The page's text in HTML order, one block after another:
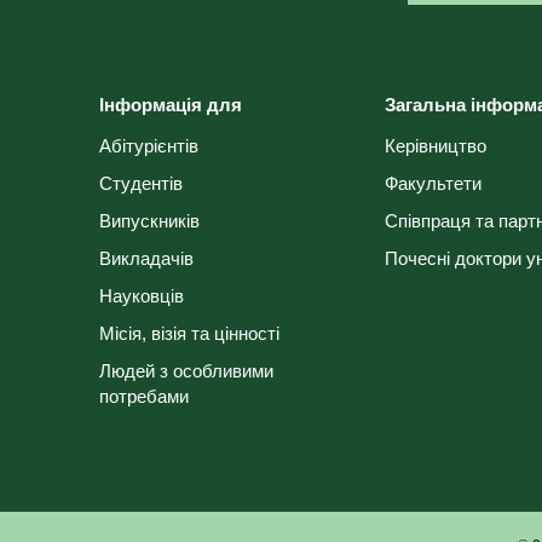
Інформація для
Абітурієнтів
Студентів
Випускників
Викладачів
Науковців
Місія, візія та цінності
Людей з особливими
потребами
Загальна
Керівництво
Факультети
Співпраця та
Почесні доктори